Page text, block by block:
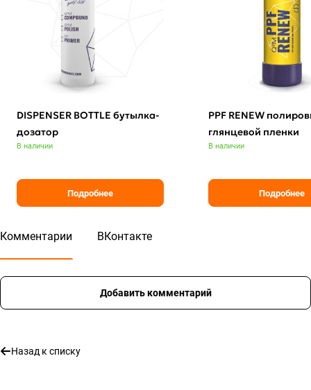
DISPENSER BOTTLE бутылка-
дозатор
В наличии
Подробнее
PPF RENEW
глянцевой пленки
В наличии
Подробнее
Комментарии ВКонтакте
Добавить комментарий
Назад к списку